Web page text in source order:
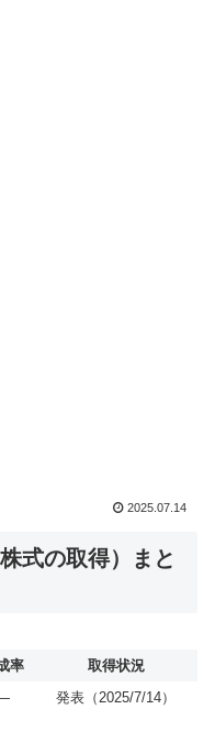
2025.07.14
式の取得）まと
率
取得状況
発表（2025/7/14）